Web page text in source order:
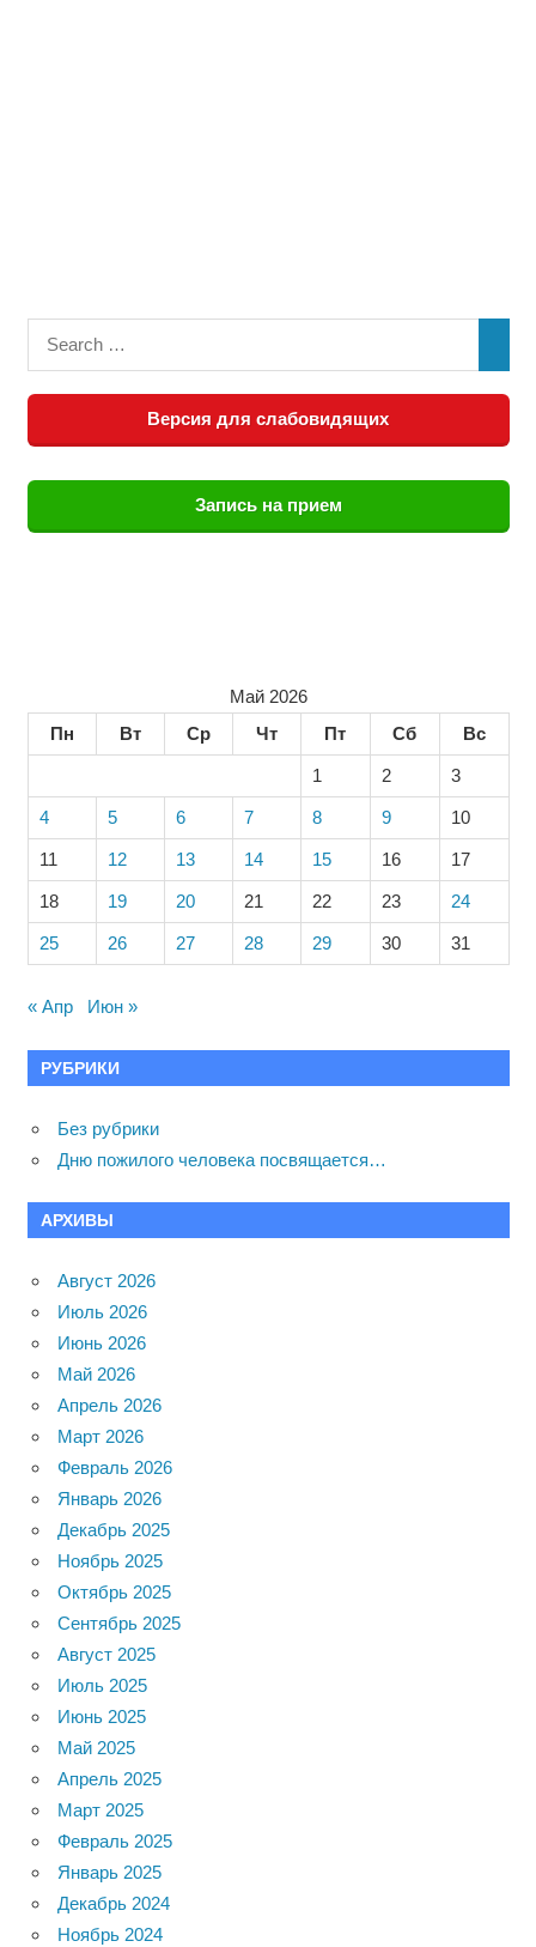
Версия для слабовидящих
Запись на прием
Май 2026
Пн
Вт Ср Чт Пт Сб Вс
1 2 3
4 5 6 7 8 9 10
11 12 13 14 15 16 17
18 19 20 21 22 23 24
25 26 27 28 29 30 31
« Апр Июн »
РУБРИКИ
Без рубрики
Дню пожилого человека посвящается…
АРХИВЫ
Август 2026
Июль 2026
Июнь 2026
Май 2026
Апрель 2026
Март 2026
Февраль 2026
Январь 2026
Декабрь 2025
Ноябрь 2025
Октябрь 2025
Сентябрь 2025
Август 2025
Июль 2025
Июнь 2025
Май 2025
Апрель 2025
Март 2025
Февраль 2025
Январь 2025
Декабрь 2024
Ноябрь 2024